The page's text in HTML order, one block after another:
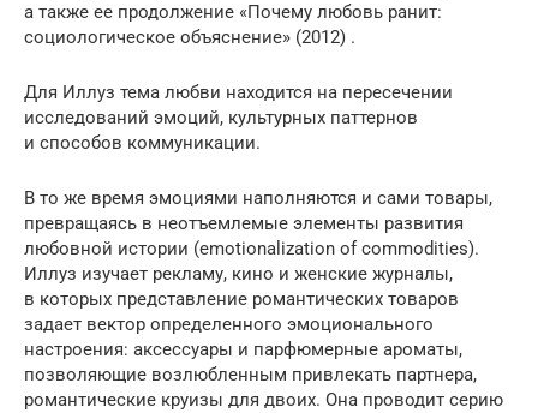
а также ее продолжение «Почему любовь ранит:
социологическое объяснение» (2012) .
Для Иллуз тема любви находится на пересечении
исследований эмоций, культурных паттернов
и способов коммуникации.
В то же время эмоциями наполняются и сами товары,
превращаясь в неотъемлемые элементы развития
любовной истории (emotionalization of commodities).
Иллуз изучает рекламу, кино и женские журналы,
в которых представление романтических товаров
задает вектор определенного эмоционального
настроения: аксессуары и парфюмерные ароматы,
позволяющие возлюбленным привлекать партнера,
романтические круизы для двоих. Она проводит серию